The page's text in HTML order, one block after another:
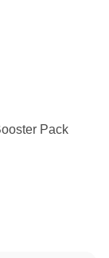
Pack